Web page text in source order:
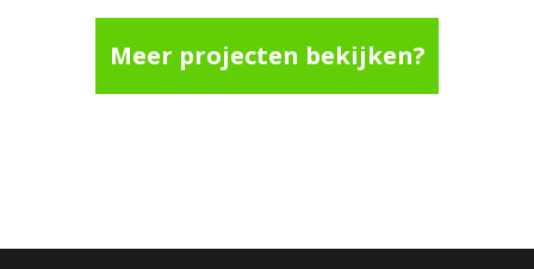
Meer projecten bekijken?